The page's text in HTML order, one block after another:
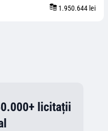
1.950.644 lei
licitații